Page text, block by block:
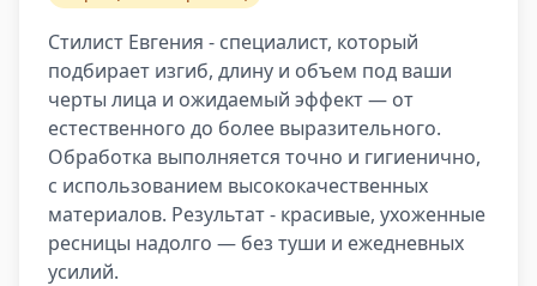
Стилист Евгения - специалист, который
подбирает изгиб, длину и объем под ваши
черты лица и ожидаемый эффект — от
естественного до более выразительного.
Обработка выполняется точно и гигиенично,
с использованием высококачественных
материалов. Результат - красивые, ухоженные
ресницы надолго — без туши и ежедневных
усилий.